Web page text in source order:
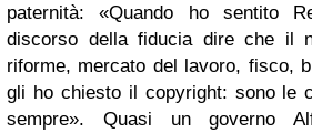
paternità: «Quando ho sentito
discorso della fiducia dire che il
riforme, mercato del lavoro, fisco,
gli ho chiesto il copyright: sono le
sempre». Quasi un governo